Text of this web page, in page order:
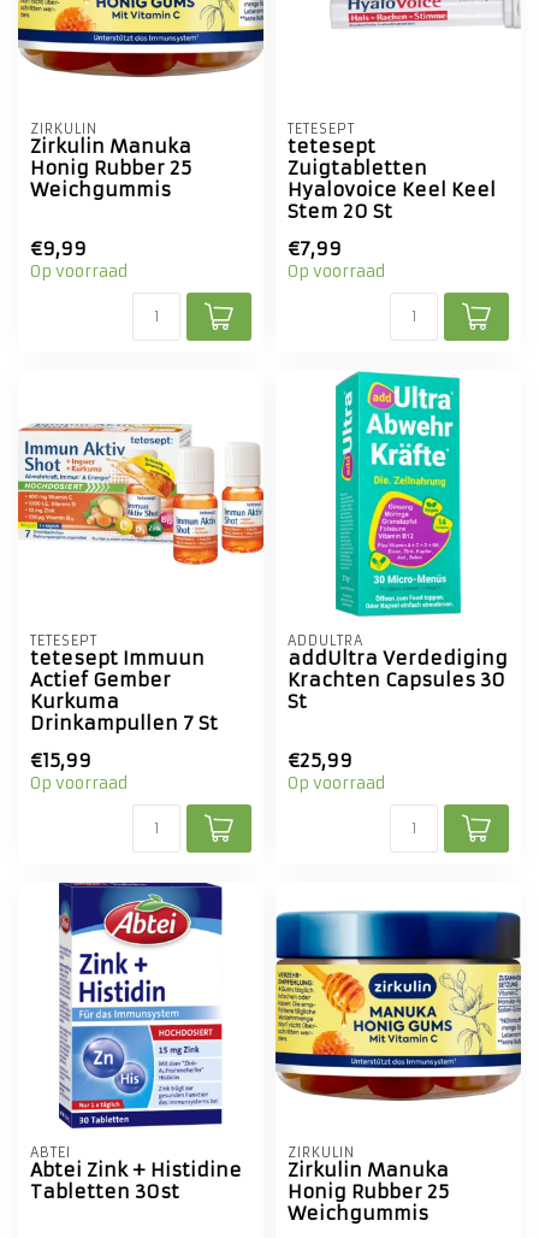
ZIRKULIN
Zirkulin Manuka
Honig Rubber 25
Weichgummis
€9,99
Op voorraad
TETESEPT
tetesept
Zuigtabletten
Hyalovoice Keel Keel
Stem 20 St
€7,99
Op voorraad
TETESEPT
tetesept Immuun
Actief Gember
Kurkuma
Drinkampullen 7 St
€15,99
Op voorraad
ADDULTRA
addUltra Verdediging
Krachten Capsules 30
St
€25,99
Op voorraad
ABTEI
Abtei Zink + Histidine
Tabletten 30st
ZIRKULIN
Zirkulin Manuka
Honig Rubber 25
Weichgummis